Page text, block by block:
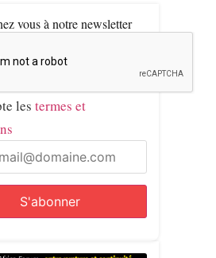
vous à notre newsletter
les termes et